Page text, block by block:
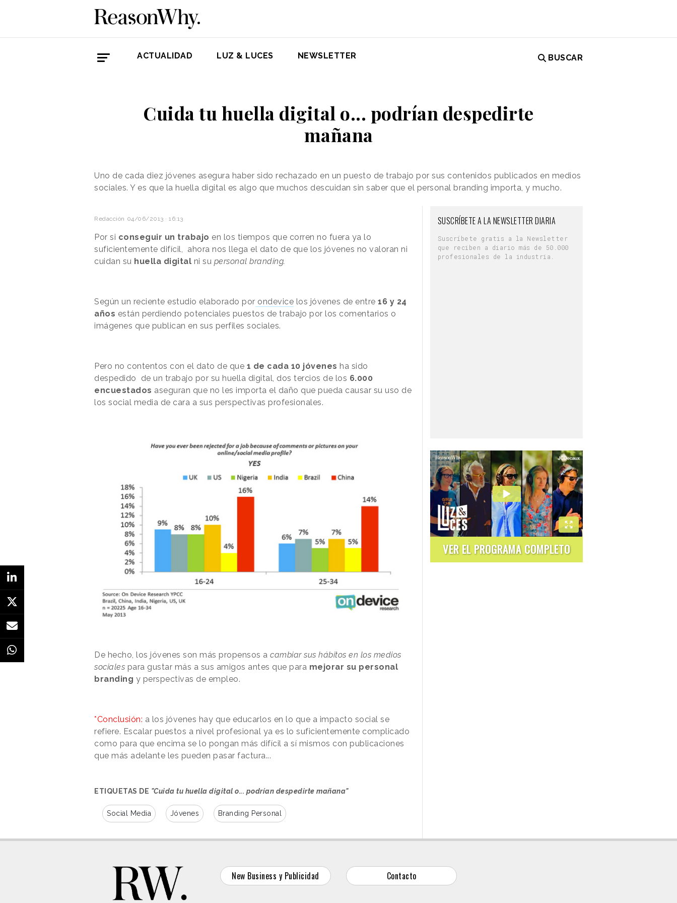
ACTUALIDAD LUZ & LUCES NEWSLETTER BUSCAR
Cuida tu huella digital o... podrían despedirte
mañana
Uno de cada diez jóvenes asegura haber sido rechazado en un puesto de trabajo por sus contenidos publicados en medios
sociales. Y es que la huella digital es algo que muchos descuidan sin saber que el personal branding importa, y mucho.
Redacción 04/06/2013 · 16:13
Por si conseguir un trabajo en los tiempos que corren no fuera ya lo
suficientemente difícil, ahora nos llega el dato de que los jóvenes no valoran ni
cuidan su huella digital ni su personal branding.
Según un reciente estudio elaborado por ondevice los jóvenes de entre 16 y 24
años están perdiendo potenciales puestos de trabajo por los comentarios o
imágenes que publican en sus perfiles sociales.
Pero no contentos con el dato de que 1 de cada 10 jóvenes ha sido
despedido de un trabajo por su huella digital, dos tercios de los 6.000
encuestados aseguran que no les importa el daño que pueda causar su uso de
los social media de cara a sus perspectivas profesionales.
De hecho, los jóvenes son más propensos a cambiar sus hábitos en los medios
sociales para gustar más a sus amigos antes que para mejorar su personal
branding y perspectivas de empleo.
*Conclusión: a los jóvenes hay que educarlos en lo que a impacto social se
refiere. Escalar puestos a nivel profesional ya es lo suficientemente complicado
como para que encima se lo pongan más difícil a sí mismos con publicaciones
que más adelante les pueden pasar factura...
ETIQUETAS DE "Cuida tu huella digital o... podrían despedirte mañana"
Social Media Jóvenes Branding Personal
SUSCRÍBETE A LA NEWSLETTER DIARIA
Suscríbete gratis a la Newsletter
que reciben a diario más de 50.000
profesionales de la industria.
VER EL PROGRAMA COMPLETO
New Business y Publicidad Contacto